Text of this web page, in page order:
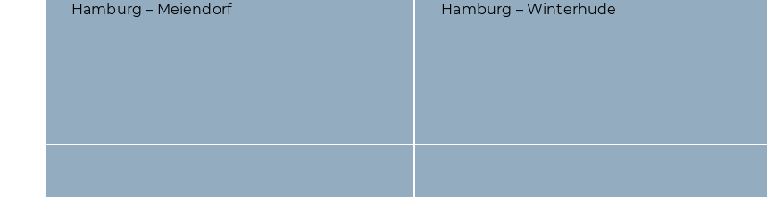
Hamburg – Meiendorf Hamburg – Winterhude